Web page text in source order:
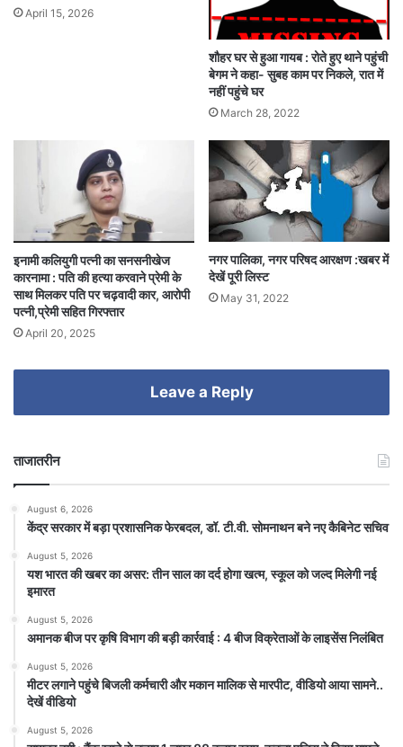
April 15, 2026
शौहर घर से हुआ गायब : रोते हुए थाने पहुंची
बेगम ने कहा- सुबह काम पर निकले, रात में
नहीं पहुंचे घर
March 28, 2022
इनामी कलियुगी पत्नी का सनसनीखेज
कारनामा : पति की हत्या करवाने प्रेमी के
साथ मिलकर पति पर चढ़वादी कार, आरोपी
पत्नी,प्रेमी सहित गिरफ्तार
April 20, 2025
नगर पालिका, नगर परिषद आरक्षण :खबर में
देखें पूरी लिस्ट
May 31, 2022
Leave a Reply
ताजातरीन
August 6, 2026
केंद्र सरकार में बड़ा प्रशासनिक फेरबदल, डॉ. टी.वी. सोमनाथन बने नए कैबिनेट सचिव
August 5, 2026
यश भारत की खबर का असर: तीन साल का दर्द होगा खत्म, स्कूल को जल्द मिलेगी नई
इमारत
August 5, 2026
अमानक बीज पर कृषि विभाग की बड़ी कार्रवाई : 4 बीज विक्रेताओं के लाइसेंस निलंबित
August 5, 2026
मीटर लगाने पहुंचे बिजली कर्मचारी और मकान मालिक से मारपीट, वीडियो आया सामने..
देखें वीडियो
August 5, 2026